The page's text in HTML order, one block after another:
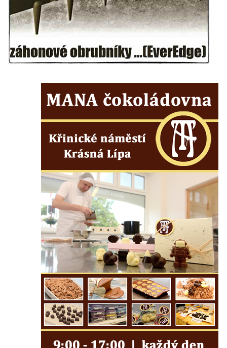
Pamětní deska na biskupské rezidenci v
Českých Budějovicích
Pamětní deska Josefa Hloucha na
biskupské rezidenci v Českých
Budějovicích
Pamětní kámen družebních obcí Kamenný
Újezd a Krauchthal v parku na Náměstí v
Kamenném Újezdě
Socha na náměstí J. V. Kamarýta ve
Pomník J. V. Kamarýta v Krumlovské ulici ve
Velešíně
Pamětní deska arcibiskupa Micara ve
vstupu do poutního místa Římov
Plastika Koule v Gutenbergově ulici v
Liberci
Pamětní deska Vojtěcha Kocmicha na
domě čp. 37 v ulici Betlém v Římově
Pomník na paměť zrušení roboty v Plavu
Socha vodníka v Plavu
Socha svatého Jana Nepomuckého v